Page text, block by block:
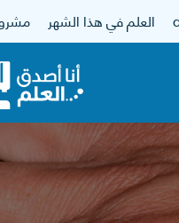
العلم في هذا الشهر